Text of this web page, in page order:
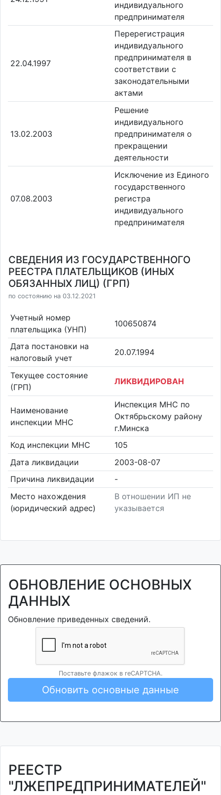
индивидуального
предпринимателя
22.04.1997
Перерегистрация
индивидуального
предпринимателя в
соответствии с
законодательными
актами
13.02.2003
Решение
индивидуального
предпринимателя о
прекращении
деятельности
07.08.2003
Исключение из Единого
государственного
регистра
индивидуального
предпринимателя
СВЕДЕНИЯ ИЗ ГОСУДАРСТВЕННОГО
РЕЕСТРА ПЛАТЕЛЬЩИКОВ (ИНЫХ
ОБЯЗАННЫХ ЛИЦ) (ГРП)
по состоянию на 03.12.2021
Учетный номер
плательщика (УНП)
100650874
Дата постановки на
налоговый учет
20.07.1994
Текущее состояние
(ГРП)
ЛИКВИДИРОВАН
Наименование
инспекции МНС
Инспекция МНС по
Октябрьскому району
г.Минска
Код инспекции МНС
105
Дата ликвидации
2003-08-07
Причина ликвидации
-
Место нахождения
(юридический адрес)
В отношении ИП не
указывается
ОБНОВЛЕНИЕ ОСНОВНЫХ
ДАННЫХ
Обновление приведенных сведений.
Поставьте флажок в reCAPTCHA.
Обновить основные данные
РЕЕСТР
"ЛЖЕПРЕДПРИНИМАТЕЛЕЙ"